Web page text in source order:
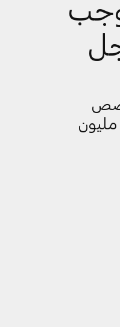
للسفن الخمس يبلغ 463 مليون